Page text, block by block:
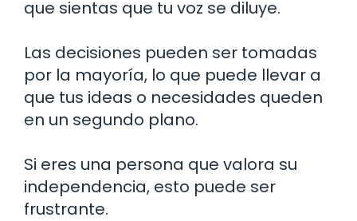
que sientas que tu voz se diluye.
Las decisiones pueden ser tomadas
por la mayoría, lo que puede llevar a
que tus ideas o necesidades queden
en un segundo plano.
Si eres una persona que valora su
independencia, esto puede ser
frustrante.